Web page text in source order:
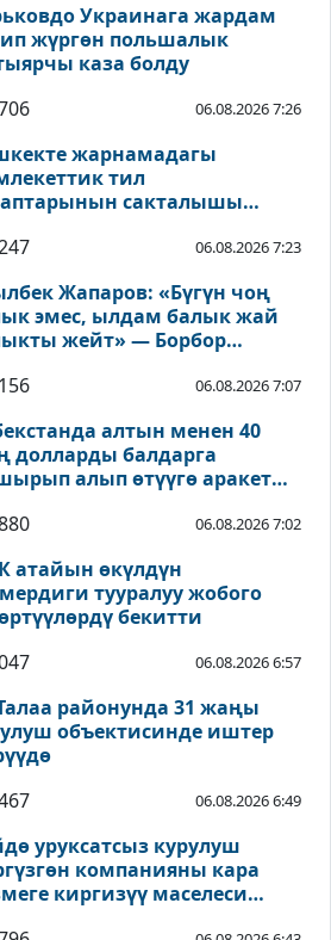
Украинага жардам
жүргөн польшалык
каза болду
06.08.2026 7:26
жарнамадагы
тил
сакталышы
06.08.2026 7:23
Жапаров: «Бүгүн чоң
эмес, ылдам балык жай
жейт» — Борбор
06.08.2026 7:07
алтын менен 40
долларды балдарга
алып өтүүгө аракет
06.08.2026 7:02
атайын өкүлдүн
тууралуу жобого
бекитти
06.08.2026 6:57
районунда 31 жаңы
объектисинде иштер
06.08.2026 6:49
уруксатсыз курулуш
компанияны кара
киргизүү маселеси